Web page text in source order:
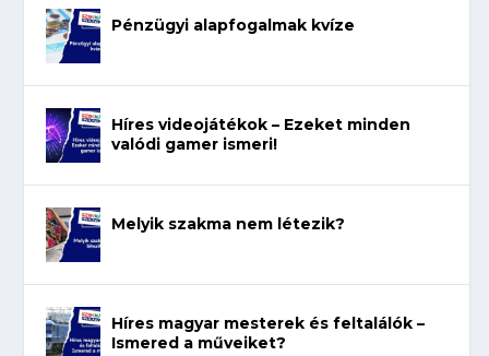
Pénzügyi alapfogalmak kvíze
Híres videojátékok – Ezeket minden
valódi gamer ismeri!
Melyik szakma nem létezik?
Híres magyar mesterek és feltalálók –
Ismered a műveiket?